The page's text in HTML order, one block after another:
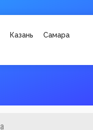
Казань Самара